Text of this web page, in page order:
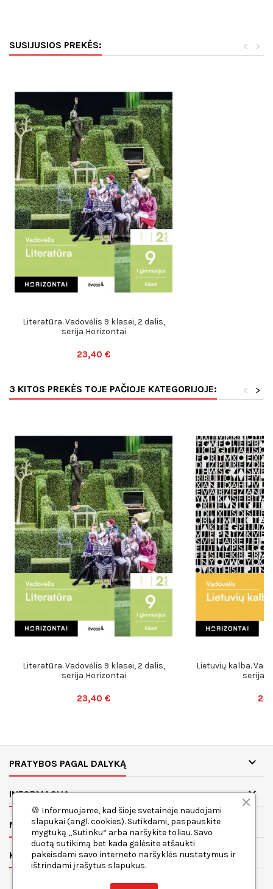
SUSIJUSIOS PREKĖS: >
<
Literatūra. Vadovėlis 9 klasei, 2 dalis,
serija Horizontai
23,40 €
3 KITOS PREKĖS TOJE PAČIOJE KATEGORIJOJE: >
<
Literatūra. Vadovėlis 9 klasei, 2 dalis,
serija Horizontai
23,40 €
Lietuvių kalba.
serija
PRATYBOS PAGAL DALYKĄ 
INFORMACIJA 
MANO PASKYRA
KONTAKTAI
🍪 Informuojame, kad šioje svetainėje naudojami
slapukai (angl. cookies). Sutikdami, paspauskite
mygtuką „Sutinku“ arba naršykite toliau. Savo
duotą sutikimą bet kada galėsite atšaukti
pakeisdami savo interneto naršyklės nustatymus ir
ištrindami įrašytus slapukus.